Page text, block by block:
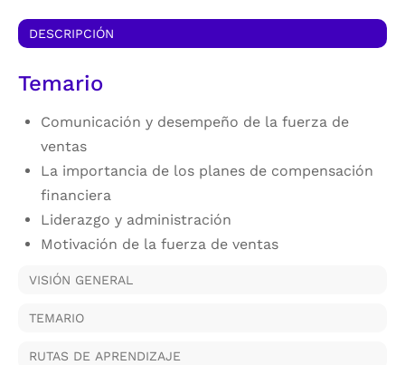
DESCRIPCIÓN
Temario
Comunicación y desempeño de la fuerza de
ventas
La importancia de los planes de compensación
financiera
Liderazgo y administración
Motivación de la fuerza de ventas
VISIÓN GENERAL
TEMARIO
RUTAS DE APRENDIZAJE